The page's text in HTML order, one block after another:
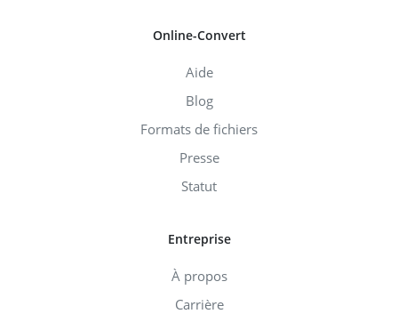
Online-Convert
Aide
Blog
Formats de fichiers
Presse
Statut
Entreprise
À propos
Carrière